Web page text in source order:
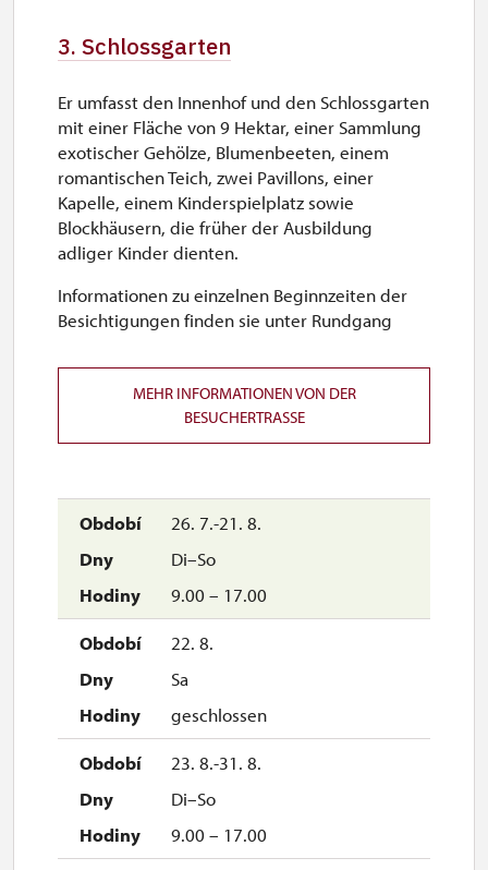
9.45 – 15.00
26. 10.-30. 10.
Mo–Fr
9.45 – 15.00
3. Schlossgarten
26. 7.-21. 8.
Di–So
9.00 – 17.00
22. 8.
Sa
geschlossen
23. 8.-31. 8.
Di–So
9.00 – 17.00
Er umfasst den Innenhof und den Schlossgarten
mit einer Fläche von 9 Hektar, einer Sammlung
exotischer Gehölze, Blumenbeeten, einem
romantischen Teich, zwei Pavillons, einer
Kapelle, einem Kinderspielplatz sowie
Blockhäusern, die früher der Ausbildung
adliger Kinder dienten.
Informationen zu einzelnen Beginnzeiten der
Besichtigungen finden sie unter Rundgang
MEHR INFORMATIONEN VON DER
BESUCHERTRASSE